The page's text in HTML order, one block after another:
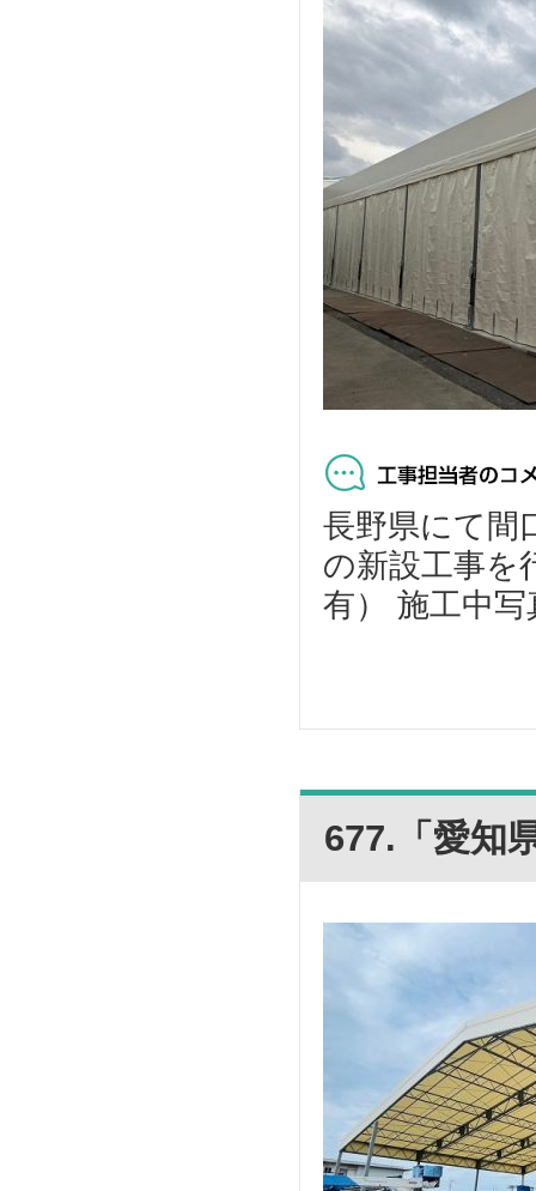
長野県にて
の新設工事を
有） 施工中写
677.「愛知